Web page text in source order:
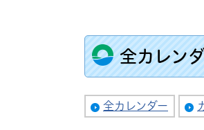
全カレン
全カレンダー